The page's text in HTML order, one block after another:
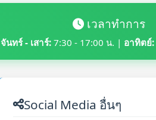
เวลาทำการ
จันทร์ - เสาร์: 7:30 - 17:00 น. | อาทิตย์:
Social Media อื่นๆ